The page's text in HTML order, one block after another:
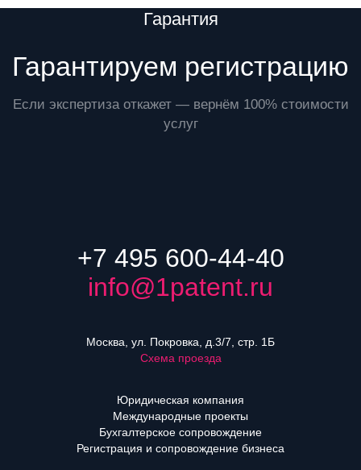
Гарантия
Гарантируем регистрацию
Если экспертиза откажет — вернём 100% стоимости
услуг
+7 495 600-44-40
info@1patent.ru
Москва, ул. Покровка, д.3/7, стр. 1Б
Схема проезда
Юридическая компания
Международные проекты
Бухгалтерское сопровождение
Регистрация и сопровождение бизнеса